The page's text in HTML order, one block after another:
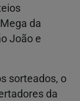
da
João e
sorteados, o
da